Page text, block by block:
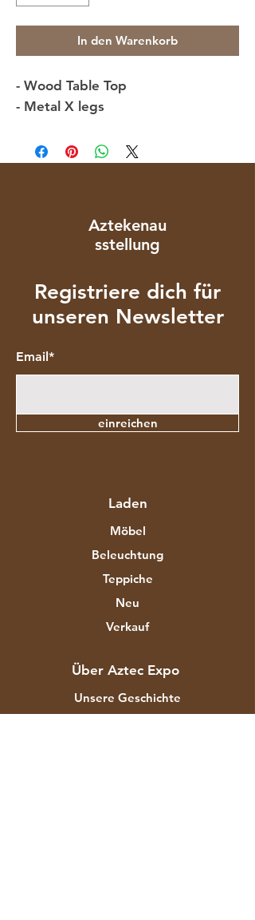
In den Warenkorb
- Wood Table Top
- Metal X legs
Aztekenau
sstellung
Registriere dich für
unseren Newsletter
Email*
einreichen
Laden
Möbel
Beleuchtung
Teppiche
Neu
Verkauf
Über Aztec Expo
Unsere Geschichte